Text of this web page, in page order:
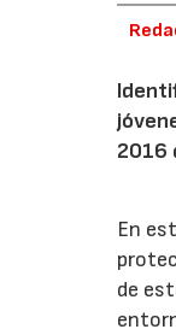
2016
En
de